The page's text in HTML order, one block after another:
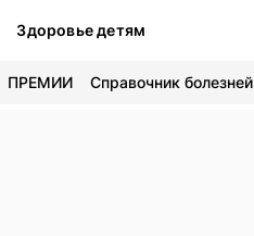
Здоровье детям
ПРЕМИИ Справочник болезней